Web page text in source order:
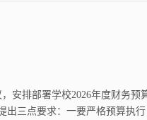
安排部署学校2026年度财务
出三点要求：一要严格预算执